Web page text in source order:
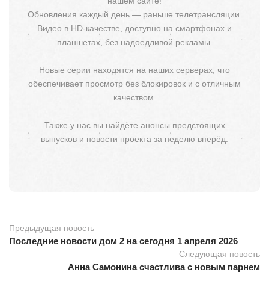
Обновления каждый день — раньше телетрансляции.
Видео в HD-качестве, доступно на смартфонах и
планшетах, без надоедливой рекламы.
Новые серии находятся на наших серверах, что
обеспечивает просмотр без блокировок и с отличным
качеством.
Также у нас вы найдёте анонсы предстоящих
выпусков и новости проекта за неделю вперёд.
Предыдущая новость
Последние новости дом 2 на сегодня 1 апреля 2026
Следующая новость
Анна Самонина счастлива с новым парнем